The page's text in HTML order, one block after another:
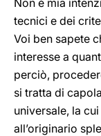
Non è mia
tecnici e dei
Voi ben sapete
interesse a
perciò,
si tratta di
universale, la
all’originario